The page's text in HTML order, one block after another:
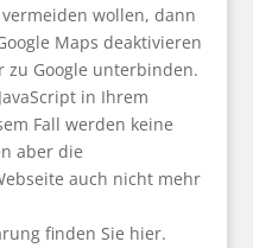
wollen, dann
Maps deaktivieren
Google unterbinden.
in Ihrem
Fall werden keine
aber die
auch nicht mehr
finden Sie hier.